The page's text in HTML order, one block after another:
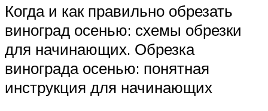
Когда и как правильно обрезать
виноград осенью: схемы обрезки
для начинающих. Обрезка
винограда осенью: понятная
инструкция для начинающих